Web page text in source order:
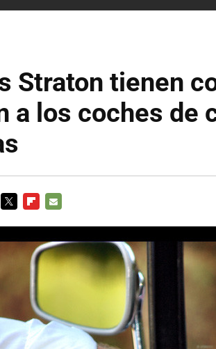
Straton tienen
a los coches de